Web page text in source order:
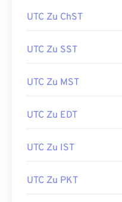
UTC Zu ChST
UTC Zu SST
UTC Zu MST
UTC Zu EDT
UTC Zu IST
UTC Zu PKT